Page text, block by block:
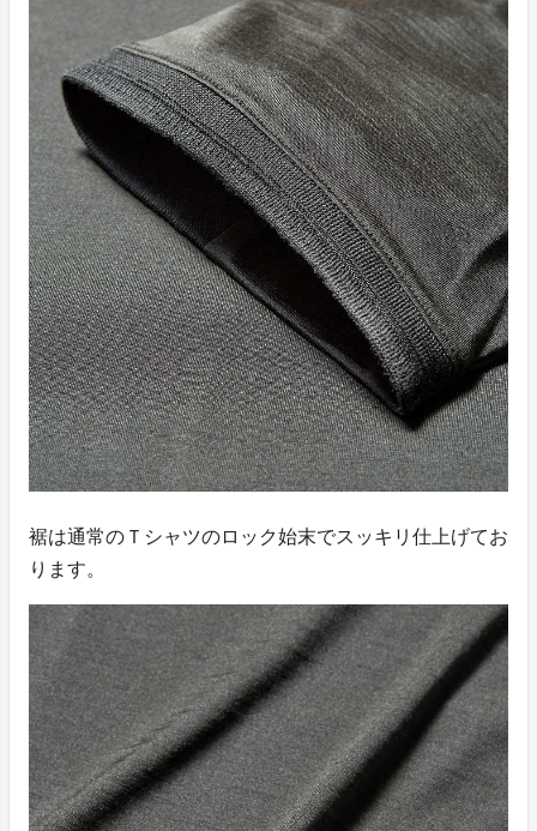
裾は通常のＴシャツのロック始末でスッキリ仕上げてお
ります。